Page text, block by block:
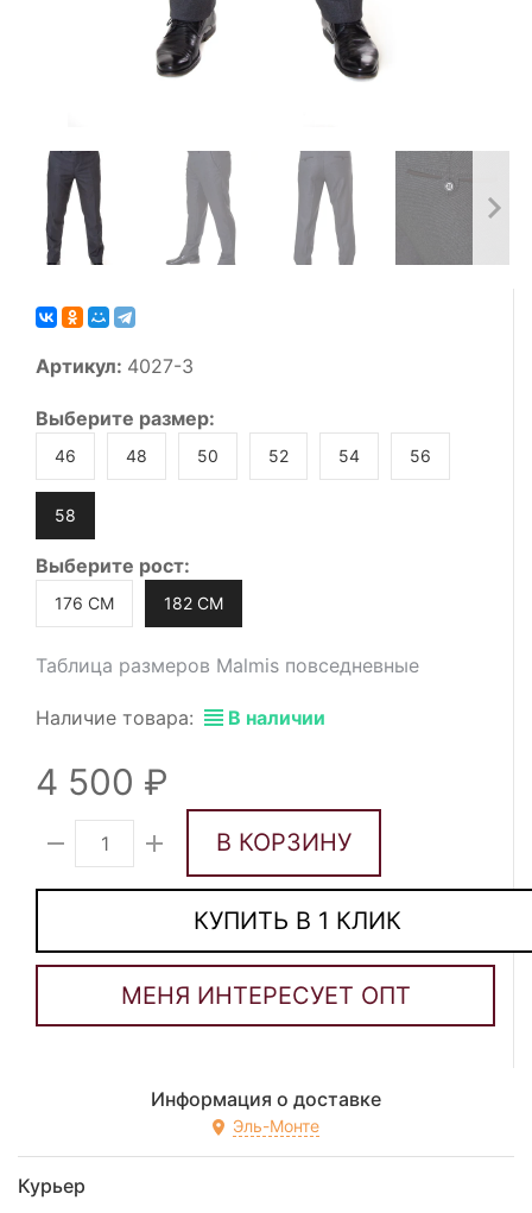
Артикул: 4027-3
Выберите размер:
46 48 50 52 54 56
58
Выберите рост:
176 СМ 182 СМ
Таблица размеров Malmis повседневные
Наличие товара: В наличии
4 500
В КОРЗИНУ
КУПИТЬ В 1 КЛИК
Информация о доставке
Эль-Монте
Курьер